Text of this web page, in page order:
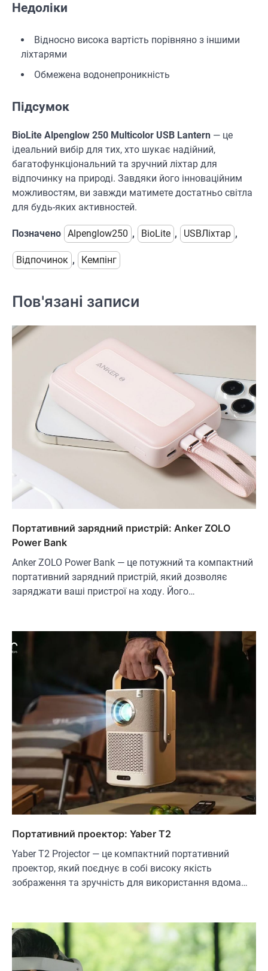
Недоліки
Відносно висока вартість порівняно з іншими
ліхтарями
Обмежена водонепроникність
Підсумок
BioLite Alpenglow 250 Multicolor USB Lantern — це
ідеальний вибір для тих, хто шукає надійний,
багатофункціональний та зручний ліхтар для
відпочинку на природі. Завдяки його інноваційним
можливостям, ви завжди матимете достатньо світла
для будь-яких активностей.
Позначено Alpenglow250 , BioLite , USBЛіхтар ,
Відпочинок , Кемпінг
Пов'язані записи
Портативний зарядний пристрій: Anker ZOLO
Power Bank
Anker ZOLO Power Bank — це потужний та компактний
портативний зарядний пристрій, який дозволяє
заряджати ваші пристрої на ходу. Його…
Портативний проектор: Yaber T2
Yaber T2 Projector — це компактний портативний
проектор, який поєднує в собі високу якість
зображення та зручність для використання вдома…